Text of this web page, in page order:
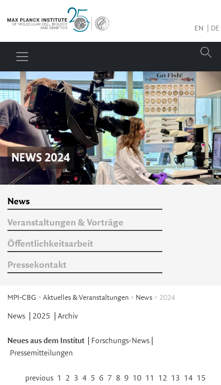
EN DE
NEWS 2024
News
Veranstaltungen & Vorträge
Öffentlichkeitsarbeit
Pressekontakt
MPI-CBG > Aktuelles & Veranstaltungen > News > 2024
News 2025 Archiv
Neues aus dem Institut
Forschungs-News
Pressemitteilungen
previous 1 2 3 4 5 6 7 8 9 10 11 12 13 14 15